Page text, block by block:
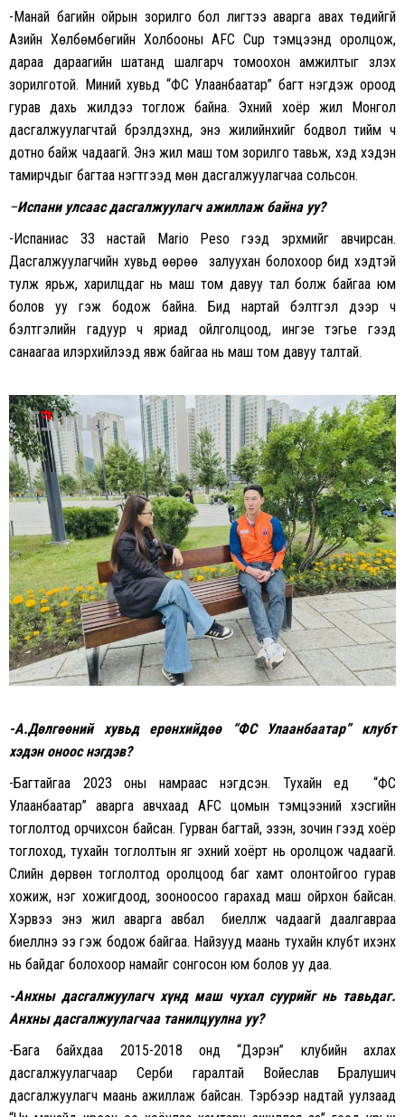
-Манай багийн ойрын зорилго бол лигтээ аварга авах төдийгүй
Азийн Хөлбөмбөгийн Холбооны AFC Cup тэмцээнд оролцож,
дараа дараагийн шатанд шалгарч томоохон амжилтыг үзүүлэх
зорилготой. Миний хувьд “ФС Улаанбаатар” багт нэгдэж ороод
гурав дахь жилдээ тоглож байна. Эхний хоёр жил Монгол
дасгалжуулагчтай бүрэлдэхүүнд, энэ жилийнхийг бодвол тийм ч
дотно байж чадаагүй. Энэ жил маш том зорилго тавьж, хэд хэдэн
тамирчдыг багтаа нэгтгээд мөн дасгалжуулагчаа сольсон.
–Испаниулсаасдасгалжуулагчажиллаж байна уу?
-Испаниас 33 настай Mario Peso гээд эрхмийг авчирсан.
Дасгалжуулагчийн хувьд өөрөө залуухан болохоор бид хэдтэй
тулж ярьж, харилцдаг нь маш том давуу тал болж байгаа юм
болов уу гэж бодож байна. Бид нартай бэлтгэл дээр ч
бэлтгэлийн гадуур ч яриад ойлголцоод, ингэе тэгье гээд
санаагаа илэрхийлээд явж байгаа нь маш том давуу талтай.
-А.Дөлгөөний хувьд ерөнхийдөө “ФС Улаанбаатар” клубт
хэдэн оноос нэгдэв?
-Багтайгаа 2023 оны намраас нэгдсэн. Тухайн үед “ФС
Улаанбаатар” аварга авчхаад AFC цомын тэмцээний хэсгийн
тоглолтод орчихсон байсан. Гурван багтай, эзэн, зочин гээд хоёр
тоглоход, тухайн тоглолтын яг эхний хоёрт нь оролцож чадаагүй.
Сүүлийн дөрвөн тоглолтод оролцоод баг хамт олонтойгоо гурав
хожиж, нэг хожигдоод, зооноосоо гарахад маш ойрхон байсан.
Хэрвээ энэ жил аварга авбал биелүүлж чадаагүй даалгавраа
биелүүлнэ ээ гэж бодож байгаа. Найзууд маань тухайн клубт ихэнх
нь байдаг болохоор намайг сонгосон юм болов уу даа.
-Анхны дасгалжуулагч хүнд маш чухал суурийг нь тавьдаг.
Анхны дасгалжуулагчаа танилцуулна уу?
-Бага байхдаа 2015-2018 онд “Дэрэн” клубийн ахлах
дасгалжуулагчаар Серби гаралтай Войеслав Бралушич
дасгалжуулагч маань ажиллаж байсан. Тэрбээр надтай уулзаад